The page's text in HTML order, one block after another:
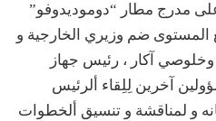
مدرج مطار “دوموديدوفو”
المستوى ضم وزيري الخارجية و
آكار ، رئيس جهاز
آخرين لِلِقاء ألرئيس
و لمناقشة و تنسيق ألخطوات